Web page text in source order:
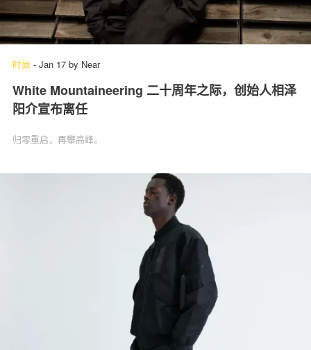
时尚 - Jan 17 by Near
White Mountaineering 二十周年之际，创始人相泽
阳介宣布离任
归零重启，再攀高峰。